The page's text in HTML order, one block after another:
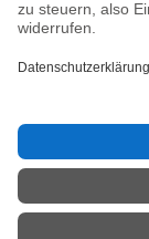
© 2026
Alle